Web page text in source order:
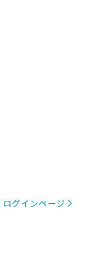
グインページ